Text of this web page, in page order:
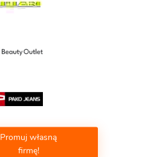
Promuj własną
firmę!